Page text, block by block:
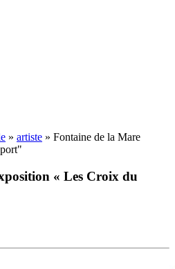
» artiste » Fontaine de la Mare
« Les Croix du